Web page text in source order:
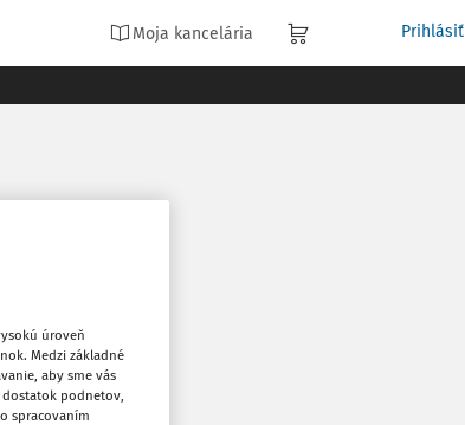
Moja kancelária Prihlásiť
Vytlačiť
Obľúbené
úroveň
Medzi základné
aby sme vás
podnetov,
spracovaním